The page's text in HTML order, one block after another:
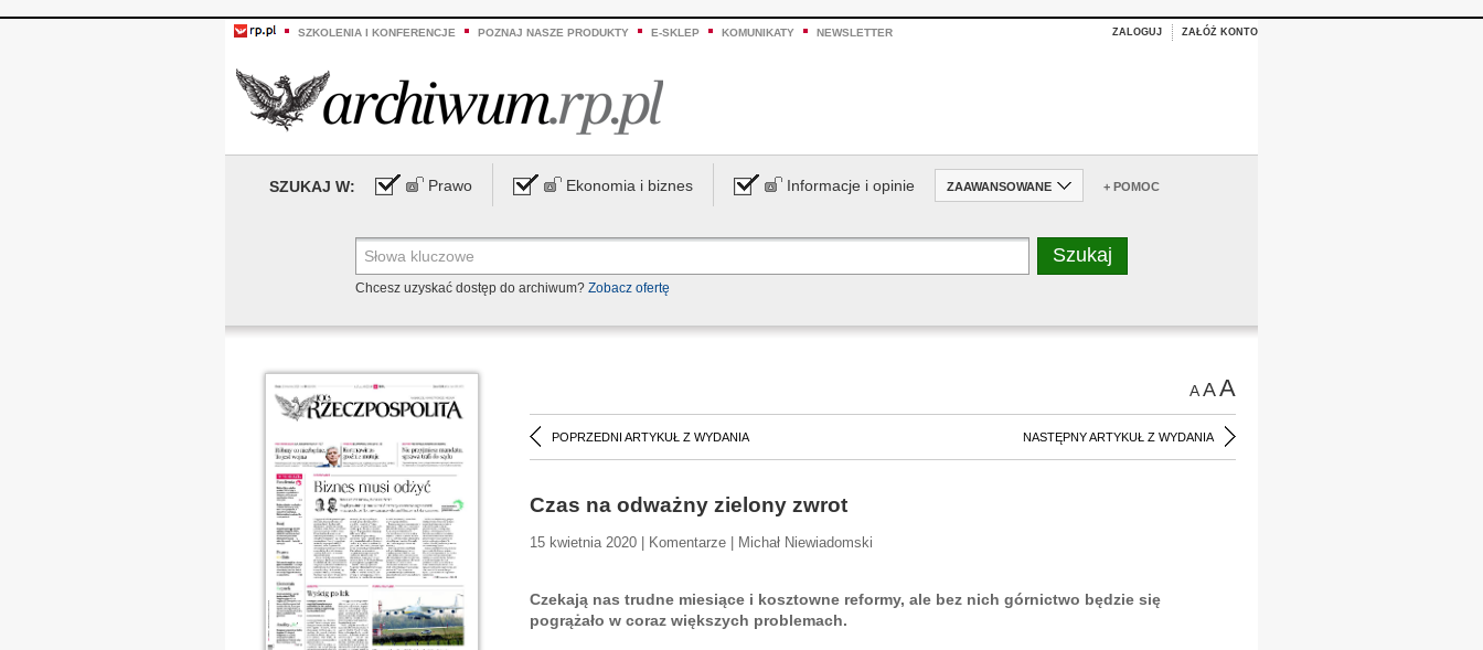
SZKOLENIA I KONFERENCJE POZNAJ NASZE PRODUKTY E-SKLEP KOMUNIKATY NEWSLETTER ZALOGUJ ZAŁÓŻ KONTO
SZUKAJ W: Prawo Ekonomia i biznes Informacje i opinie ZAAWANSOWANE + POMOC
Chcesz uzyskać dostęp do archiwum? Zobacz ofertę
AAA
POPRZEDNI ARTYKUŁ Z WYDANIA NASTĘPNY ARTYKUŁ Z WYDANIA
Czas na odważny zielony zwrot
15 kwietnia 2020 | Komentarze | Michał Niewiadomski
Czekają nas trudne miesiące i kosztowne reformy, ale bez nich górnictwo będzie się
pogrążało w coraz większych problemach.